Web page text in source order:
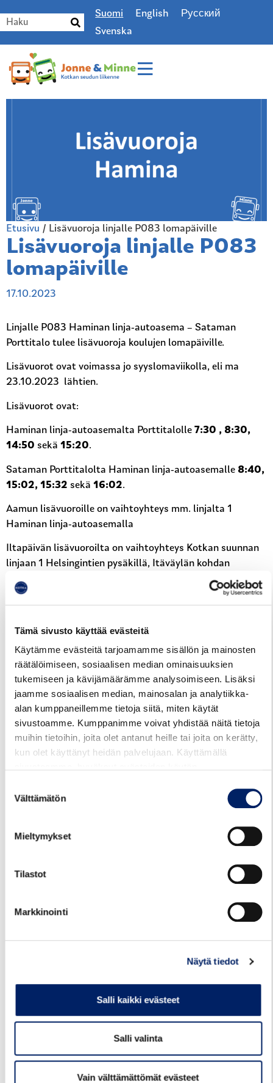
Tämä sivusto käyttää evästeitä
Käytämme evästeitä tarjoamamme sisällön ja mainosten
räätälöimiseen, sosiaalisen median ominaisuuksien
tukemiseen ja kävijämäärämme analysoimiseen. Lisäksi
jaamme sosiaalisen median, mainosalan ja analytiikka-
alan kumppaneillemme tietoja siitä, miten käytät
sivustoamme. Kumppanimme voivat yhdistää näitä tietoja
muihin tietoihin, joita olet antanut heille tai joita on kerätty,
kun olet käyttänyt heidän palvelujaan. Käyttämällä
valinta
Välttämätön
Mieltymykset
Tilastot
Markkinointi
Näytä tiedot
Salli kaikki evästeet
Salli valinta
Vain välttämättömät evästeet
Suomi English
Русский
Svenska
Etusivu / Lisävuoroja linjalle P083 lomapäiville
Lisävuoroja linjalle P083
lomapäiville
17.10.2023
Linjalle P083 Haminan linja-autoasema – Sataman
Porttitalo tulee lisävuoroja koulujen lomapäiville.
Lisävuorot ovat voimassa jo syyslomaviikolla, eli ma
23.10.2023 lähtien.
Lisävuorot ovat:
Haminan linja-autoasemalta Porttitalolle 7:30 , 8:30,
14:50 sekä 15:20.
Sataman Porttitalolta Haminan linja-autoasemalle 8:40,
15:02, 15:32 sekä 16:02.
Aamun lisävuoroille on vaihtoyhteys mm. linjalta 1
Haminan linja-autoasemalla
Iltapäivän lisävuoroilta on vaihtoyhteys Kotkan suunnan
linjaan 1 Helsingintien pysäkillä, Itäväylän kohdan
pysäkiltä:
Poisjäänti Helsingintien eteläpuolen pysäkillä:
Nousu linjaan 1 tien toiselta puolelta:
Helsingintie Jamilahti(L) (digitransit.fi)
Lisävuorot ovat näkyvissä reittioppaassa (Kotkan seudun
reittiopas (digitransit.fi)) sekä linjan P083
nettiaikataulussa.
Katso myös:Liikenne juhlapyhinä sekä koulujen loma-
aikoina
Hinnasto
29.07.2026
TALVIAIKATAULUT VOIMAAN
12.8.2026
Kotkan seudun liikenteen talvikauden 2026-
2027 aikataulut tulevat voimaan ke